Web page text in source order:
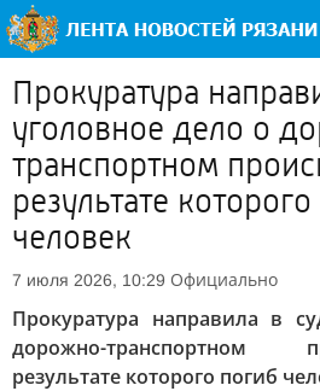
Прокуратура
уголовное дело о
транспортном
результате
человек
7 июля 2026, 10:29 Официально
Прокуратура направила в
дорожно-транспортном
результате которого погиб